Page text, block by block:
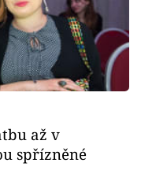
až v
spřízněné